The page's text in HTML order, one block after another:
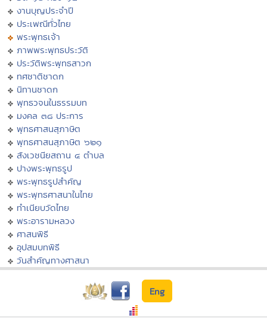
งานบุญประจำปี
ประเพณีทั่วไทย
พระพุทธเจ้า
ภาพพระพุทธประวัติ
ประวัติพระพุทธสาวก
ทศชาติชาดก
นิทานชาดก
พุทธวจนในธรรมบท
มงคล ๓๘ ประการ
พุทธศาสนสุภาษิต
พุทธศาสนสุภาษิต ๖๒๑
สังเวชนียสถาน ๔ ตำบล
ปางพระพุทธรูป
พระพุทธรูปสำคัญ
พระพุทธศาสนาในไทย
ทำเนียบวัดไทย
พระอารามหลวง
ศาสนพิธี
อุปสมบทพิธี
วันสำคัญทางศาสนา
Eng